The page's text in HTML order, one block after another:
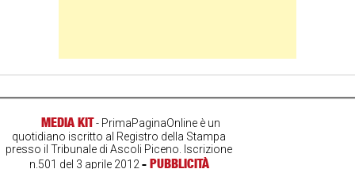
MEDIA KIT- PrimaPaginaOnline è un
quotidiano iscritto al Registro della Stampa
presso il Tribunale di Ascoli Piceno. Iscrizione
n.501 del 3 aprile 2012- PUBBLICITÀ